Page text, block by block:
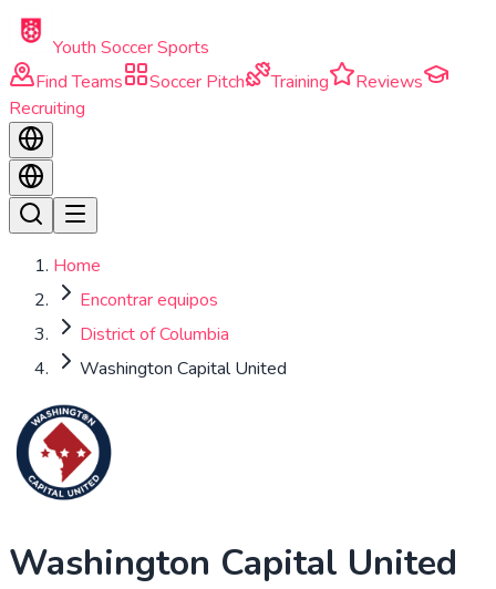
Skip to main content
Youth Soccer Sports
Find Teams
Soccer Pitch Training
Reviews
Recruiting
Home
Encontrar equipos
District of Columbia
Washington Capital United
Washington Capital United